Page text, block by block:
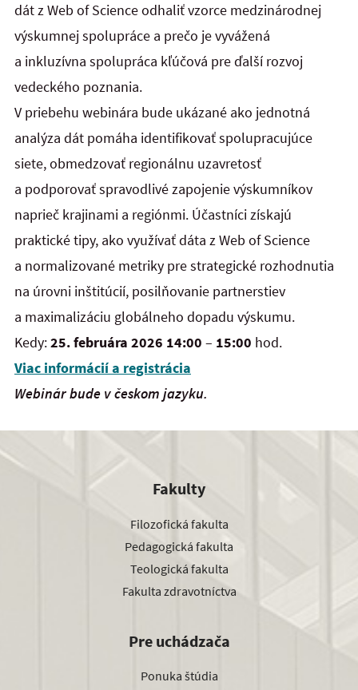
dát z Web of Science odhaliť vzorce medzinárodnej
výskumnej spolupráce a prečo je vyvážená
a inkluzívna spolupráca kľúčová pre ďalší rozvoj
vedeckého poznania.
V priebehu webinára bude ukázané ako jednotná
analýza dát pomáha identifikovať spolupracujúce
siete, obmedzovať regionálnu uzavretosť
a podporovať spravodlivé zapojenie výskumníkov
naprieč krajinami a regiónmi. Účastníci získajú
praktické tipy, ako využívať dáta z Web of Science
a normalizované metriky pre strategické rozhodnutia
na úrovni inštitúcií, posilňovanie partnerstiev
a maximalizáciu globálneho dopadu výskumu.
Kedy:25. februára 2026 14:00 – 15:00 hod.
Viac informácií a registrácia
Webinár bude v českom jazyku.
Fakulty
Filozofická fakulta
Pedagogická fakulta
Teologická fakulta
Fakulta zdravotníctva
Pre uchádzača
Ponuka štúdia